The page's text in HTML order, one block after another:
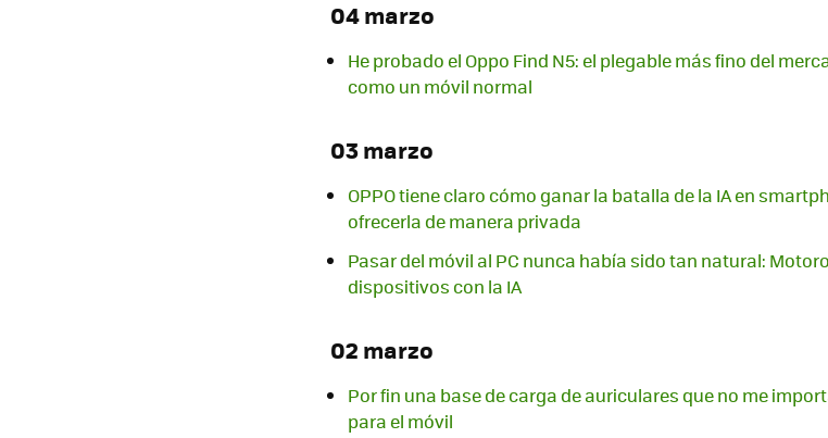
04 marzo
He probado el Oppo Find N5: el plegable más fino del
como un móvil normal
03 marzo
OPPO tiene claro cómo ganar la batalla de la IA en
ofrecerla de manera privada
Pasar del móvil al PC nunca había sido tan natural:
dispositivos con la IA
02 marzo
Por fin una base de carga de auriculares que no me
para el móvil